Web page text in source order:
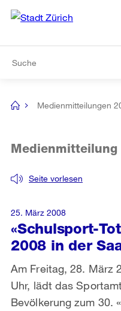
Navigation
[no
Medienmitteilungen
«Schulsport-
2008 in der
Seite vorlesen
Medienmitteilung
Am Freitag, 28. März
Uhr, lädt das
Bevölkerung zum 30.
25. März 2008